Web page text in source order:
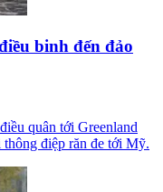
binh đến đảo
quân tới Greenland
điệp răn đe tới Mỹ.